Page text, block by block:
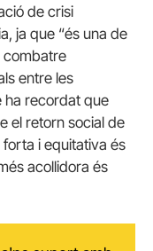
de crisi
ja que “és una de
combatre
entre les
ha recordat que
el retorn social de
forta i equitativa és
acollidora és